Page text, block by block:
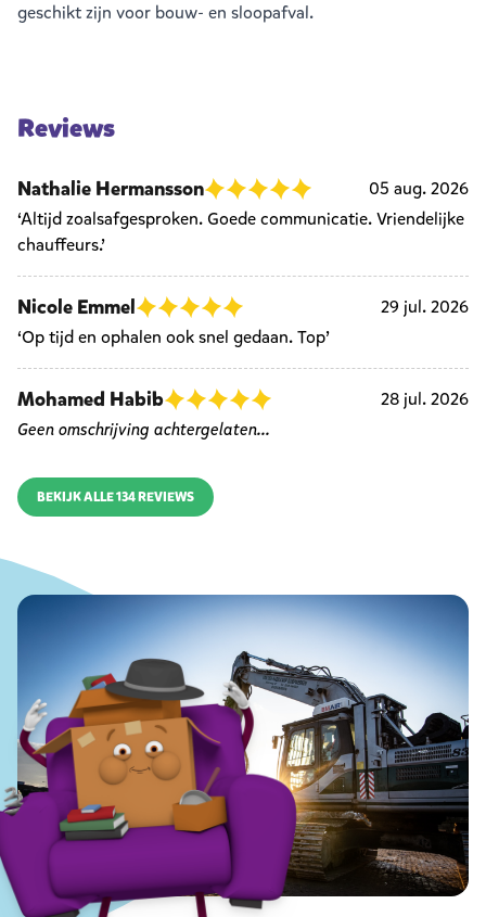
geschikt zijn voor bouw- en sloopafval.
Reviews
Nathalie Hermansson
05 aug. 2026
‘Altijd zoalsafgesproken. Goede communicatie. Vriendelijke
chauffeurs.’
Nicole Emmel
29 jul. 2026
‘Op tijd en ophalen ook snel gedaan. Top’
Mohamed Habib
28 jul. 2026
Geen omschrijving achtergelaten...
BEKIJK ALLE 134 REVIEWS